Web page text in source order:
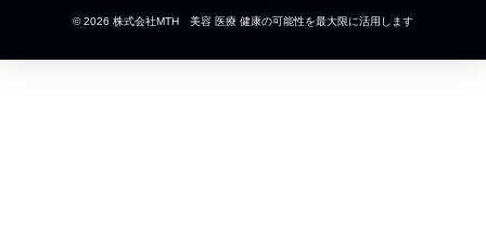
© 2026 株式会社MTH 美容 医療 健康の可能性を最大限に活用します